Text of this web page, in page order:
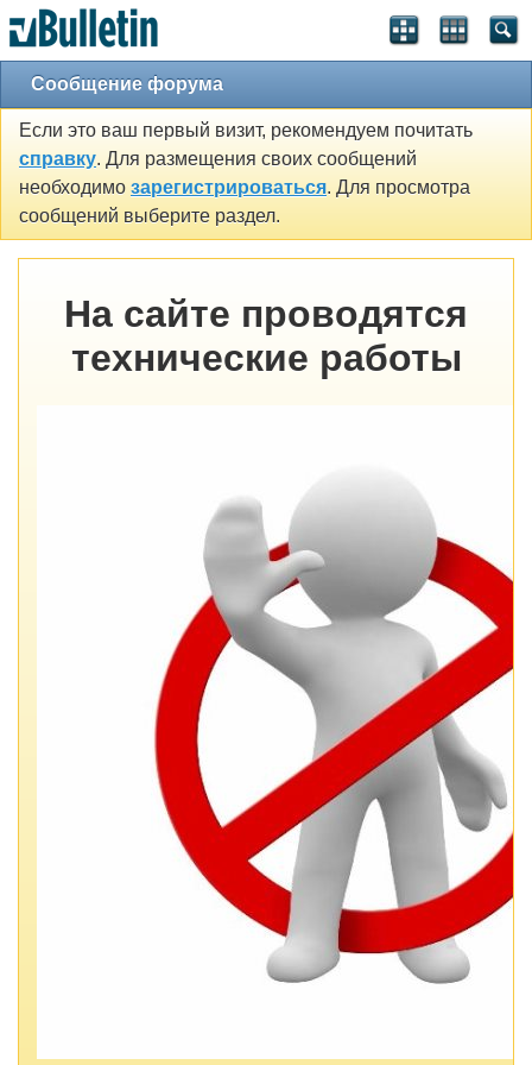
Сообщение форума
Если это ваш первый визит, рекомендуем почитать
справку. Для размещения своих сообщений
необходимо зарегистрироваться. Для просмотра
сообщений выберите раздел.
На сайте проводятся
технические работы